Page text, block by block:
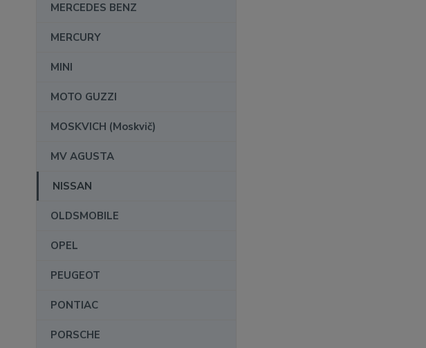
MERCEDES BENZ
MERCURY
MINI
MOTO GUZZI
MOSKVICH (Moskvič)
MV AGUSTA
NISSAN
OLDSMOBILE
OPEL
PEUGEOT
PONTIAC
PORSCHE